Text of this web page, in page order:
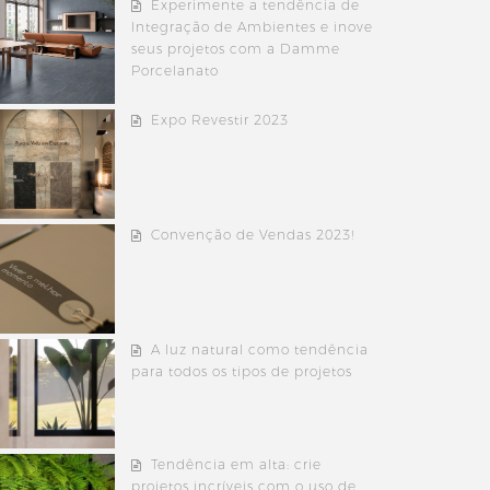
Experimente a tendência de
Integração de Ambientes e inove
seus projetos com a Damme
Porcelanato
Expo Revestir 2023
Convenção de Vendas 2023!
A luz natural como tendência
para todos os tipos de projetos
Tendência em alta: crie